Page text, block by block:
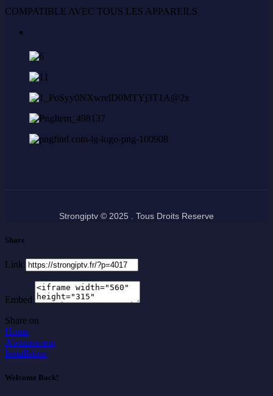
COMPATIBLE AVEC TOUS LES APPAREILS
Strongiptv © 2025 . Tous Droits Reserve
Share
Link
Embed
Share on
Home
Abonnement
Installation
Welcome Back!